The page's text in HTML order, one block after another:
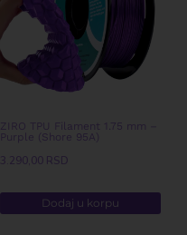
ZIRO TPU Filament 1.75 mm –
Purple (Shore 95A)
3.290,00 RSD
Dodaj u korpu